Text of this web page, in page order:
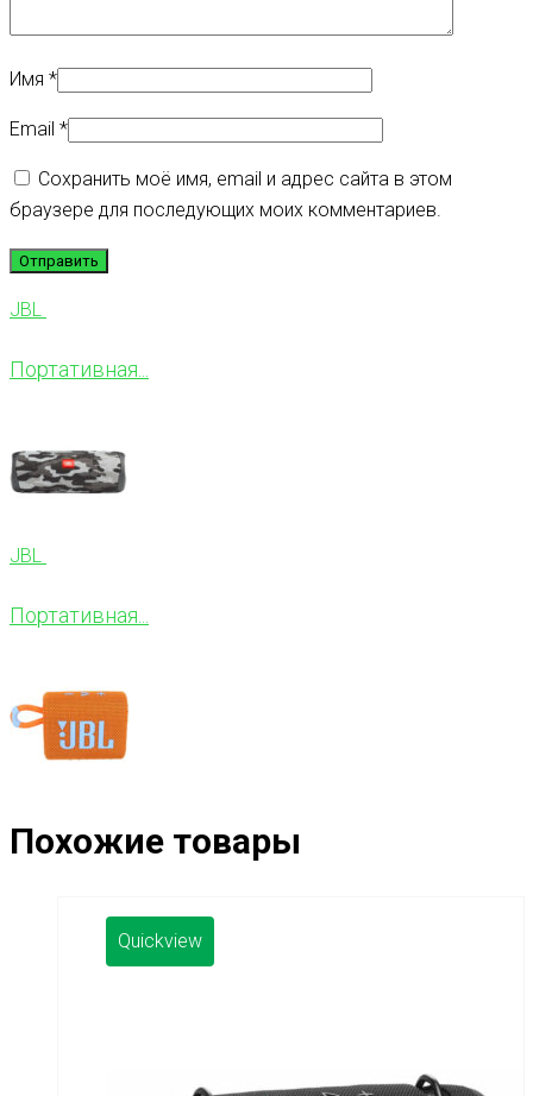
Имя *
Email *
Сохранить моё имя, email и адрес сайта в этом
браузере для последующих моих комментариев.
JBL
Портативная...
JBL
Портативная...
Похожие товары
Quickview